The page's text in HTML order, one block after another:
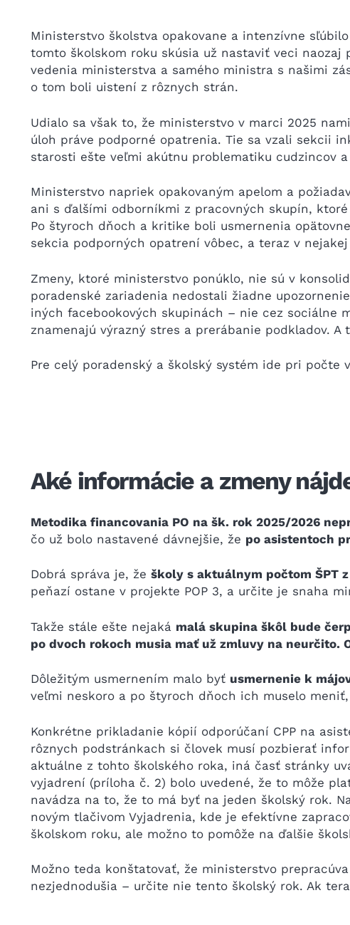
Ministerstvo školstva opakovane a intenzívne
tomto školskom roku skúsia už nastaviť veci
vedenia ministerstva a samého ministra s našimi
o tom boli uistení z rôznych strán.
Udialo sa však to, že ministerstvo v marci 2025
úloh práve podporné opatrenia. Tie sa vzali sekcii
starosti ešte veľmi akútnu problematiku cudzincov
Ministerstvo napriek opakovaným apelom a
ani s ďalšími odborníkmi z pracovných skupín,
Po štyroch dňoch a kritike boli usmernenia
sekcia podporných opatrení vôbec, a teraz v
Zmeny, ktoré ministerstvo ponúklo, nie sú v
poradenské zariadenia nedostali žiadne
iných facebookových skupinách – nie cez sociálne
znamenajú výrazný stres a prerábanie podkladov.
Pre celý poradenský a školský systém ide pri
Aké informácie a zmeny
Metodika financovania PO na šk. rok 2025/2026
čo už bolo nastavené dávnejšie, že po asistentoch
Dobrá správa je, že školy s aktuálnym počtom ŠPT
peňazí ostane v projekte POP 3, a určite je snaha
Takže stále ešte nejaká malá skupina škôl bude
po dvoch rokoch musia mať už zmluvy na
Dôležitým usmernením malo byť usmernenie k
veľmi neskoro a po štyroch dňoch ich muselo
Konkrétne prikladanie kópií odporúčaní CPP na
rôznych podstránkach si človek musí pozbierať
aktuálne z tohto školského roka, iná časť stránky
vyjadrení (príloha č. 2) bolo uvedené, že to môže
navádza na to, že to má byť na jeden školský rok.
novým tlačivom Vyjadrenia, kde je efektívne
školskom roku, ale možno to pomôže na ďalšie
Možno teda konštatovať, že ministerstvo
nezjednodušia – určite nie tento školský rok. Ak